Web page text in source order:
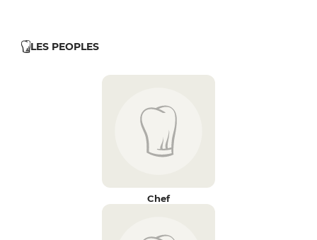
LES PEOPLES
Chef